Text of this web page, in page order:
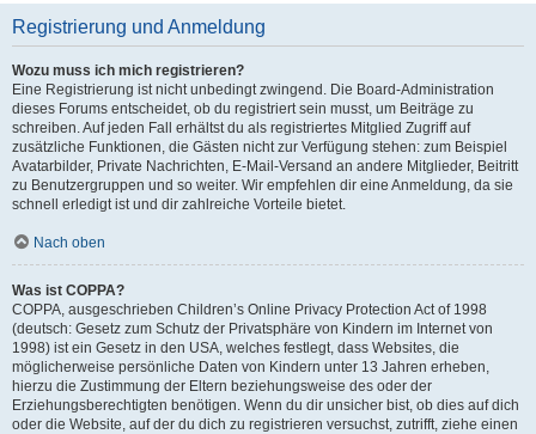
Registrierung und Anmeldung
Wozu muss ich mich registrieren?
Eine Registrierung ist nicht unbedingt zwingend. Die Board-Administration
dieses Forums entscheidet, ob du registriert sein musst, um Beiträge zu
schreiben. Auf jeden Fall erhältst du als registriertes Mitglied Zugriff auf
zusätzliche Funktionen, die Gästen nicht zur Verfügung stehen: zum Beispiel
Avatarbilder, Private Nachrichten, E-Mail-Versand an andere Mitglieder, Beitritt
zu Benutzergruppen und so weiter. Wir empfehlen dir eine Anmeldung, da sie
schnell erledigt ist und dir zahlreiche Vorteile bietet.
Nach oben
Was ist COPPA?
COPPA, ausgeschrieben Children’s Online Privacy Protection Act of 1998
(deutsch: Gesetz zum Schutz der Privatsphäre von Kindern im Internet von
1998) ist ein Gesetz in den USA, welches festlegt, dass Websites, die
möglicherweise persönliche Daten von Kindern unter 13 Jahren erheben,
hierzu die Zustimmung der Eltern beziehungsweise des oder der
Erziehungsberechtigten benötigen. Wenn du dir unsicher bist, ob dies auf dich
oder die Website, auf der du dich zu registrieren versuchst, zutrifft, ziehe einen